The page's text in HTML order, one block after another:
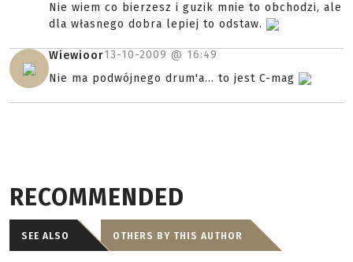
Nie wiem co bierzesz i guzik mnie to obchodzi, ale
dla własnego dobra lepiej to odstaw.
Wiewioor13-10-2009 @ 16:49
Nie ma podwójnego drum'a... to jest C-mag
RECOMMENDED
SEE ALSO OTHERS BY THIS AUTHOR